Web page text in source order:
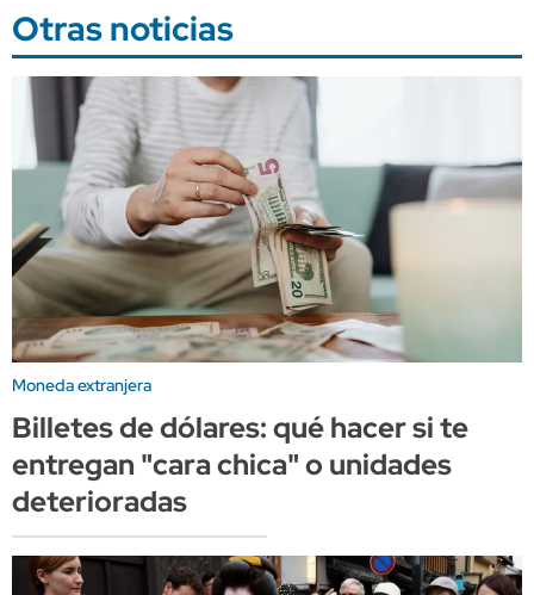
Otras noticias
Moneda extranjera
Billetes de dólares: qué hacer si te
entregan "cara chica" o unidades
deterioradas